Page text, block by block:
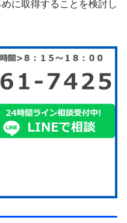
に取得することを検討し